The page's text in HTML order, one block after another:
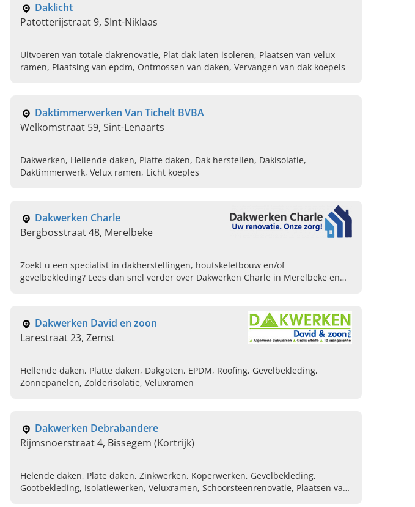
Daklicht
Patotterijstraat 9, SInt-Niklaas
Uitvoeren van totale dakrenovatie, Plat dak laten isoleren, Plaatsen van velux
ramen, Plaatsing van epdm, Ontmossen van daken, Vervangen van dak koepels
Daktimmerwerken Van Tichelt BVBA
Welkomstraat 59, Sint-Lenaarts
Dakwerken, Hellende daken, Platte daken, Dak herstellen, Dakisolatie,
Daktimmerwerk, Velux ramen, Licht koeples
Dakwerken Charle
Bergbosstraat 48, Merelbeke
Zoekt u een specialist in dakherstellingen, houtskeletbouw en/of
gevelbekleding? Lees dan snel verder over Dakwerken Charle in Merelbeke en
Dakwerken David en zoon
Larestraat 23, Zemst
Hellende daken, Platte daken, Dakgoten, EPDM, Roofing, Gevelbekleding,
Zonnepanelen, Zolderisolatie, Veluxramen
Dakwerken Debrabandere
Rijmsnoerstraat 4, Bissegem (Kortrijk)
Helende daken, Plate daken, Zinkwerken, Koperwerken, Gevelbekleding,
Gootbekleding, Isolatiewerken, Veluxramen, Schoorsteenrenovatie, Plaatsen van